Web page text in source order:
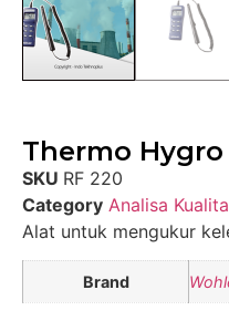
Thermo Hygro
SKU RF 220
Category Analisa
Alat untuk mengukur
Brand